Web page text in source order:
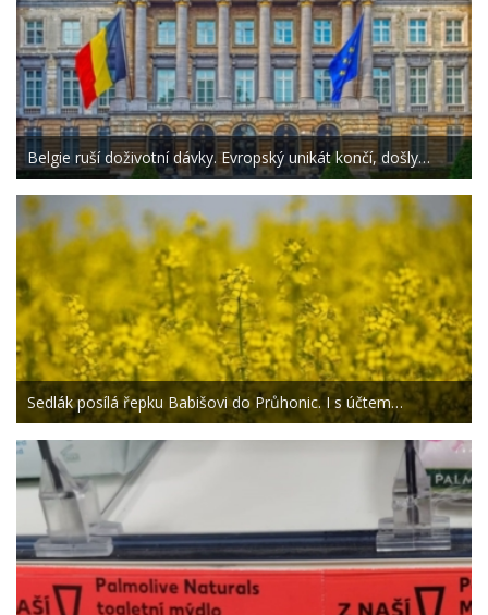
Belgie ruší doživotní dávky. Evropský unikát končí, došly…
Sedlák posílá řepku Babišovi do Průhonic. I s účtem…